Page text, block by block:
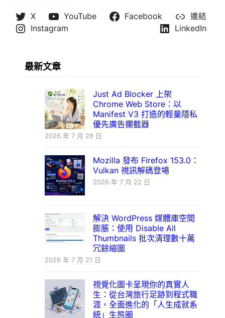
X YouTube Facebook
連結
Instagram
LinkedIn
最新文章
Just Ad Blocker 上架
Chrome Web Store：以
Manifest V3 打造的輕量隱私
優先廣告攔截器
2026 年 7 月 28 日
Mozilla 發布 Firefox 153.0：
Vulkan 視訊解碼登場
2026 年 7 月 22 日
解決 WordPress 媒體庫空間
膨脹：使用 Disable All
Thumbnails 批次清理數十萬
冗餘縮圖
2026 年 7 月 21 日
視覺化圖卡呈現你的真實人
生：從台灣旅行足跡到程式職
涯，全面進化的「人生成就系
統」生態圈